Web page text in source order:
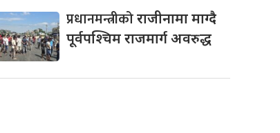
प्रधानमन्त्रीकोराजीनामा माग्दै
पूर्वपश्चिम राजमार्ग अवरुद्ध